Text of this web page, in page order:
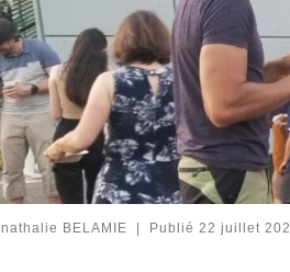
nathalie BELAMIE | Publié 22 juillet